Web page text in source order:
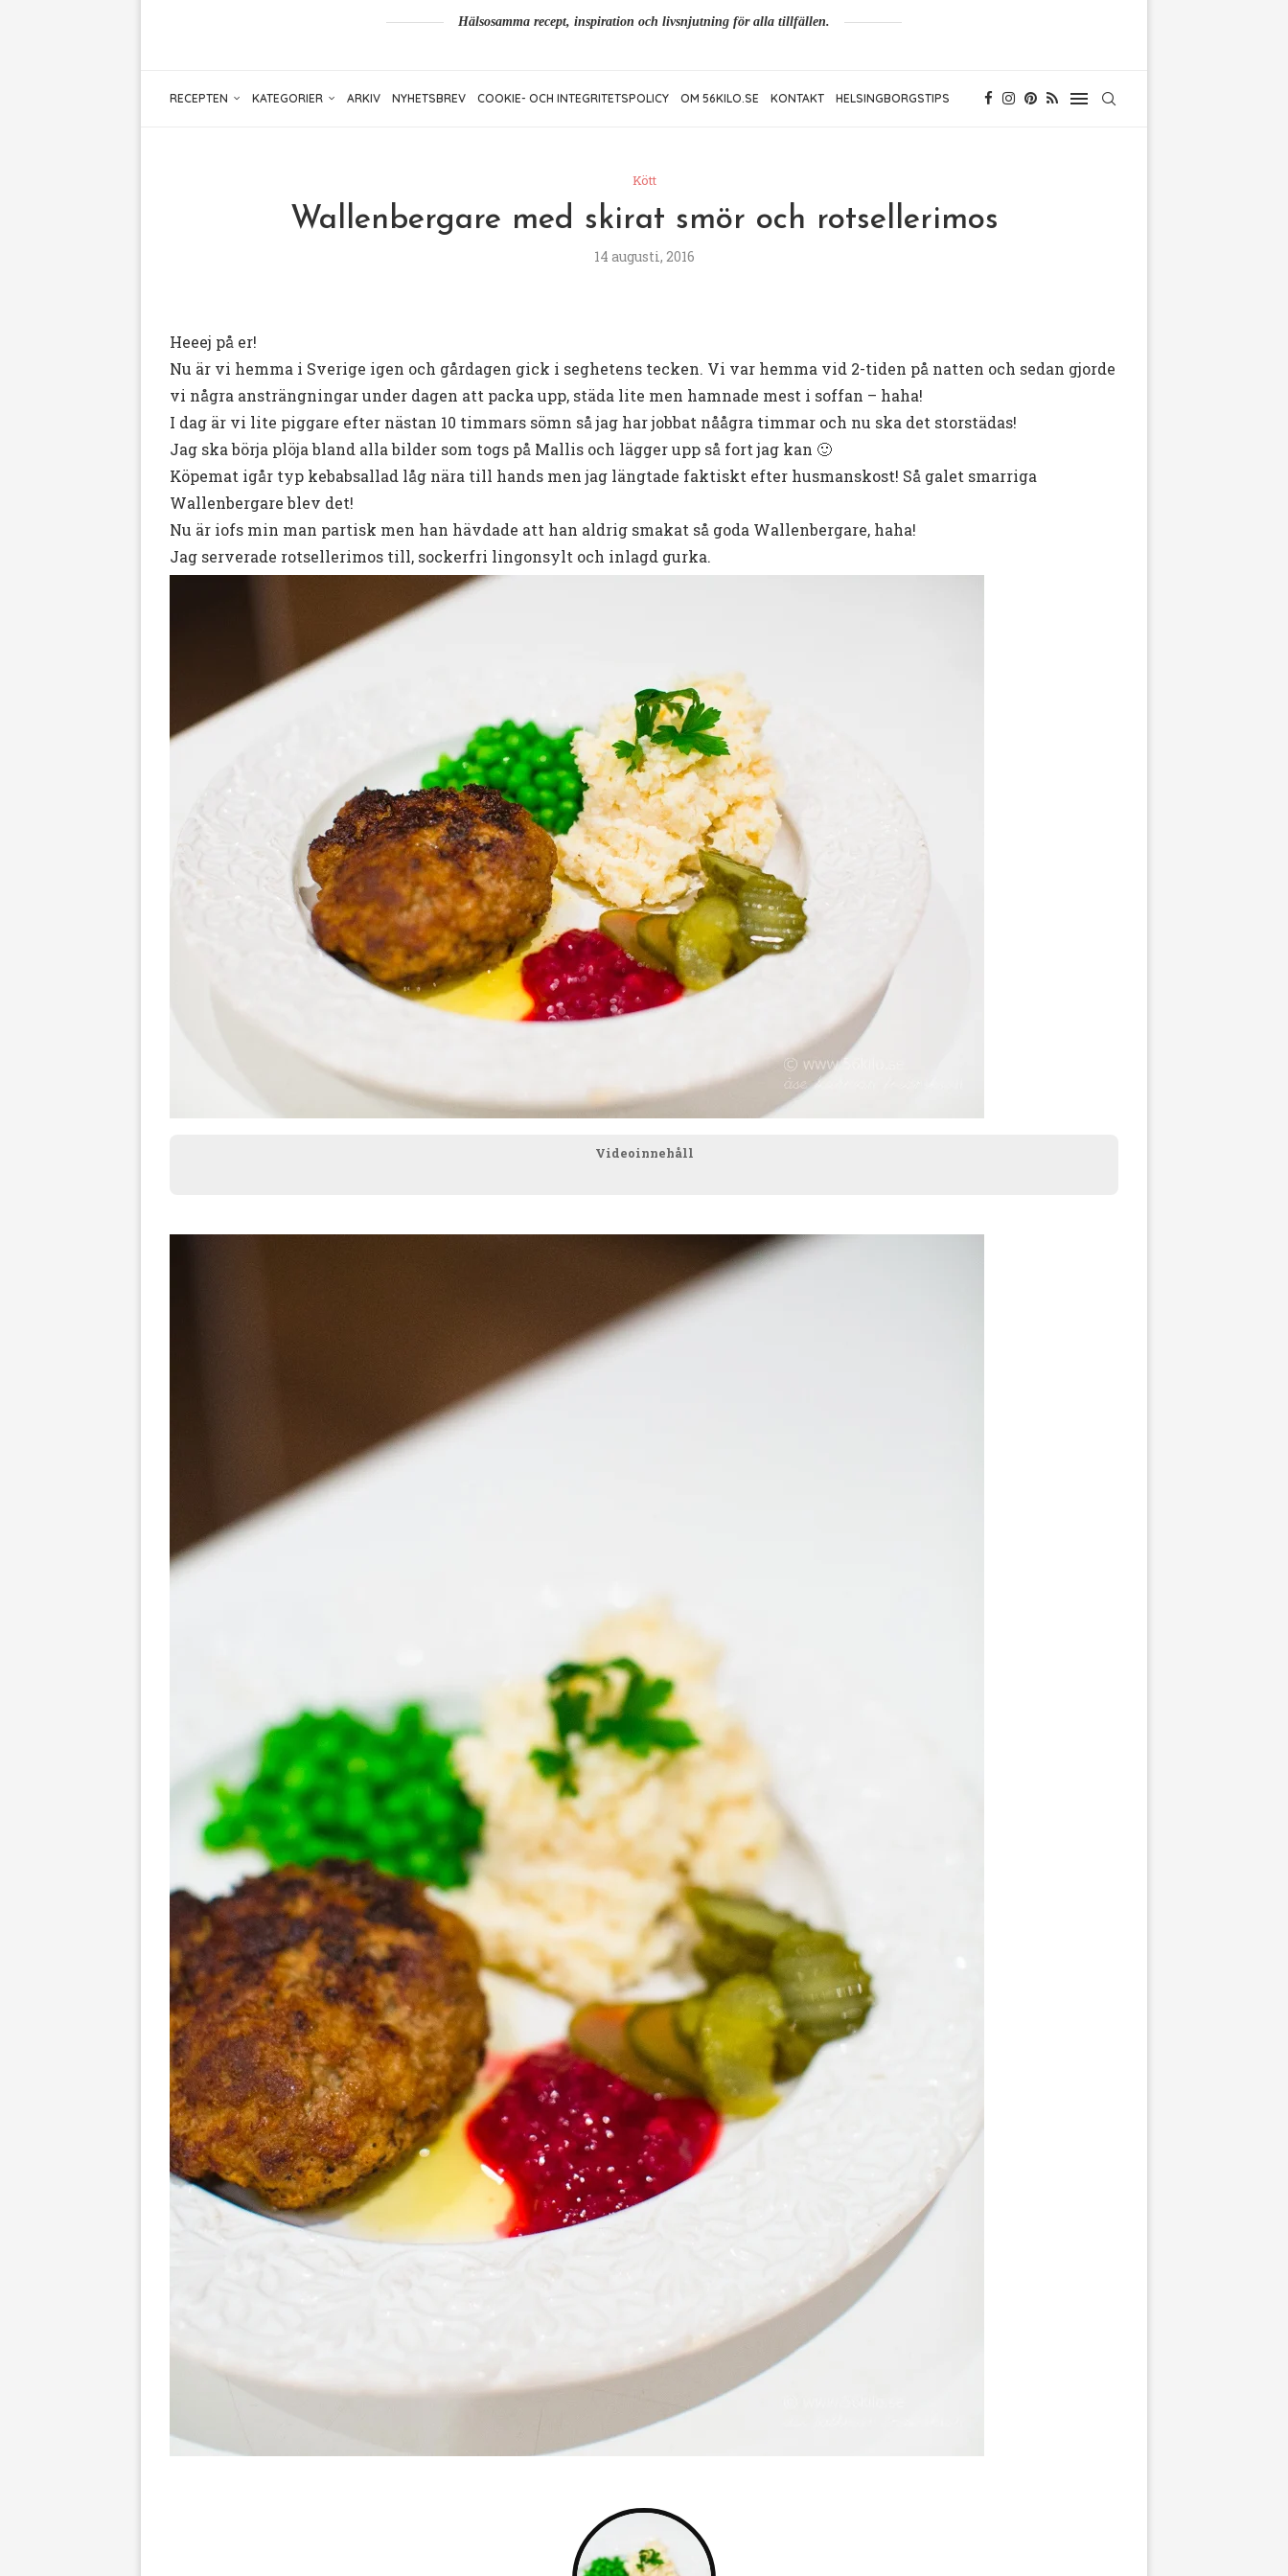
Hälsosamma recept, inspiration och livsnjutning för alla tillfällen.
RECEPTEN KATEGORIER ARKIV NYHETSBREV COOKIE- OCH INTEGRITETSPOLICY OM 56KILO.SE KONTAKT HELSINGBORGSTIPS
Kött
Wallenbergare med skirat smör och rotsellerimos
14 augusti, 2016
Heeej på er!
Nu är vi hemma i Sverige igen och gårdagen gick i seghetens tecken. Vi var hemma vid 2-tiden på natten och sedan gjorde
vi några ansträngningar under dagen att packa upp, städa lite men hamnade mest i soffan – haha!
I dag är vi lite piggare efter nästan 10 timmars sömn så jag har jobbat nåågra timmar och nu ska det storstädas!
Jag ska börja plöja bland alla bilder som togs på Mallis och lägger upp så fort jag kan 🙂
Köpemat igår typ kebabsallad låg nära till hands men jag längtade faktiskt efter husmanskost! Så galet smarriga
Wallenbergare blev det!
Nu är iofs min man partisk men han hävdade att han aldrig smakat så goda Wallenbergare, haha!
Jag serverade rotsellerimos till, sockerfri lingonsylt och inlagd gurka.
Videoinnehåll